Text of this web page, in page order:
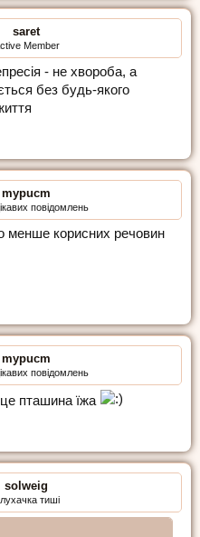
saret
Member
- не хвороба, а
без будь-якого
mypucm
повідомлень
менше корисних речовин
mypucm
повідомлень
це пташина їжа
solweig
тиші